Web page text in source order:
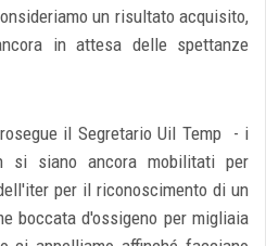
un risultato acquisito,
in attesa delle spettanze
il Segretario Uil Temp - i
si siano ancora mobilitati per
per il riconoscimento di un
boccata d'ossigeno per migliaia